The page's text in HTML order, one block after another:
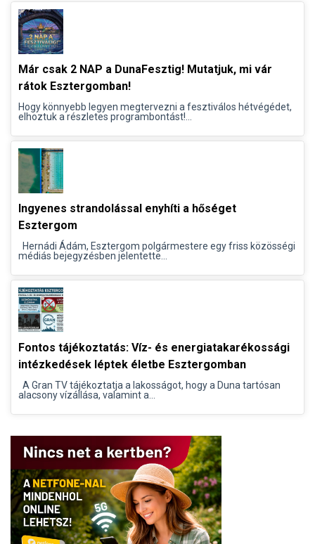
Már csak 2 NAP a DunaFesztig! Mutatjuk, mi vár
rátok Esztergomban!
Hogy könnyebb legyen megtervezni a fesztiválos hétvégédet,
elhoztuk a részletes programbontást!...
Ingyenes strandolással enyhíti a hőséget
Esztergom
Hernádi Ádám, Esztergom polgármestere egy friss közösségi
médiás bejegyzésben jelentette...
Fontos tájékoztatás: Víz- és energiatakarékossági
intézkedések léptek életbe Esztergomban
A Gran TV tájékoztatja a lakosságot, hogy a Duna tartósan
alacsony vízállása, valamint a...